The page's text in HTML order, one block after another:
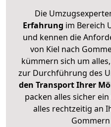
Die
Erfahrung im Bereich
und kennen die
von Kiel nach
kümmern sich um
zur Durchführung des
den Transport Ihrer
packen alles sicher
alles rechtzeitig an